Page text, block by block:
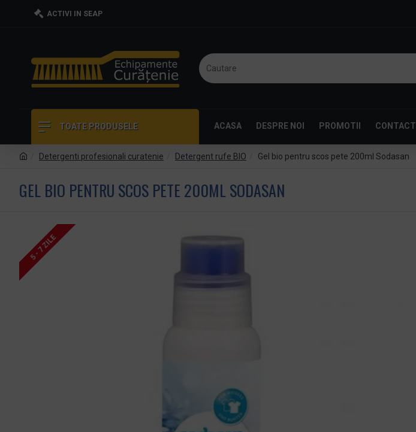
ACTIVI IN SEAP
TOATE PRODUSELE ACASA DESPRE NOI PROMOTII CONTACT
Detergenti profesionali curatenie Detergent rufe BIO Gel bio pentru scos pete 200ml Sodasan
GEL BIO PENTRU SCOS PETE 200ML SODASAN
5 - 7 ZILE